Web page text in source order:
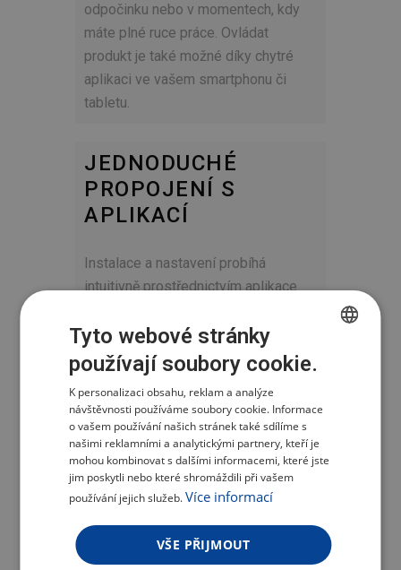
odpočinku nebo v momentech, kdy
máte plné ruce práce. Ovládat
produkt je také možné díky chytré
aplikaci ve vašem smartphonu či
tabletu.
JEDNODUCHÉ
PROPOJENÍ S
APLIKACÍ
Instalace a nastavení probíhá
intuitivně prostřednictvím aplikace
s operačními systémy iOS i Android.
Připojení do domácí Wi-Fi sítě,
přidání zařízení a jejich konfigurace
zvládne i začátečník během několika
minut. Celý proces je veden krok za
krokem a nevyžaduje žádné
technické znalosti, což zajišťuje
bezproblémové spuštění celého
CZECH
GERMAN
Tyto webové stránky
používají soubory cookie.
K personalizaci obsahu, reklam a analýze
návštěvnosti používáme soubory cookie. Informace
o vašem používání našich stránek také sdílíme s
našimi reklamními a analytickými partnery, kteří je
mohou kombinovat s dalšími informacemi, které jste
jim poskytli nebo které shromáždili při vašem
používání jejich služeb. Více informací
VŠE PŘIJMOUT